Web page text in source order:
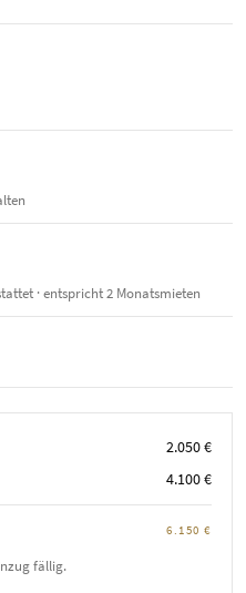
· entspricht 2 Monatsmieten
2.050 €
4.100 €
6.150 €
fällig.